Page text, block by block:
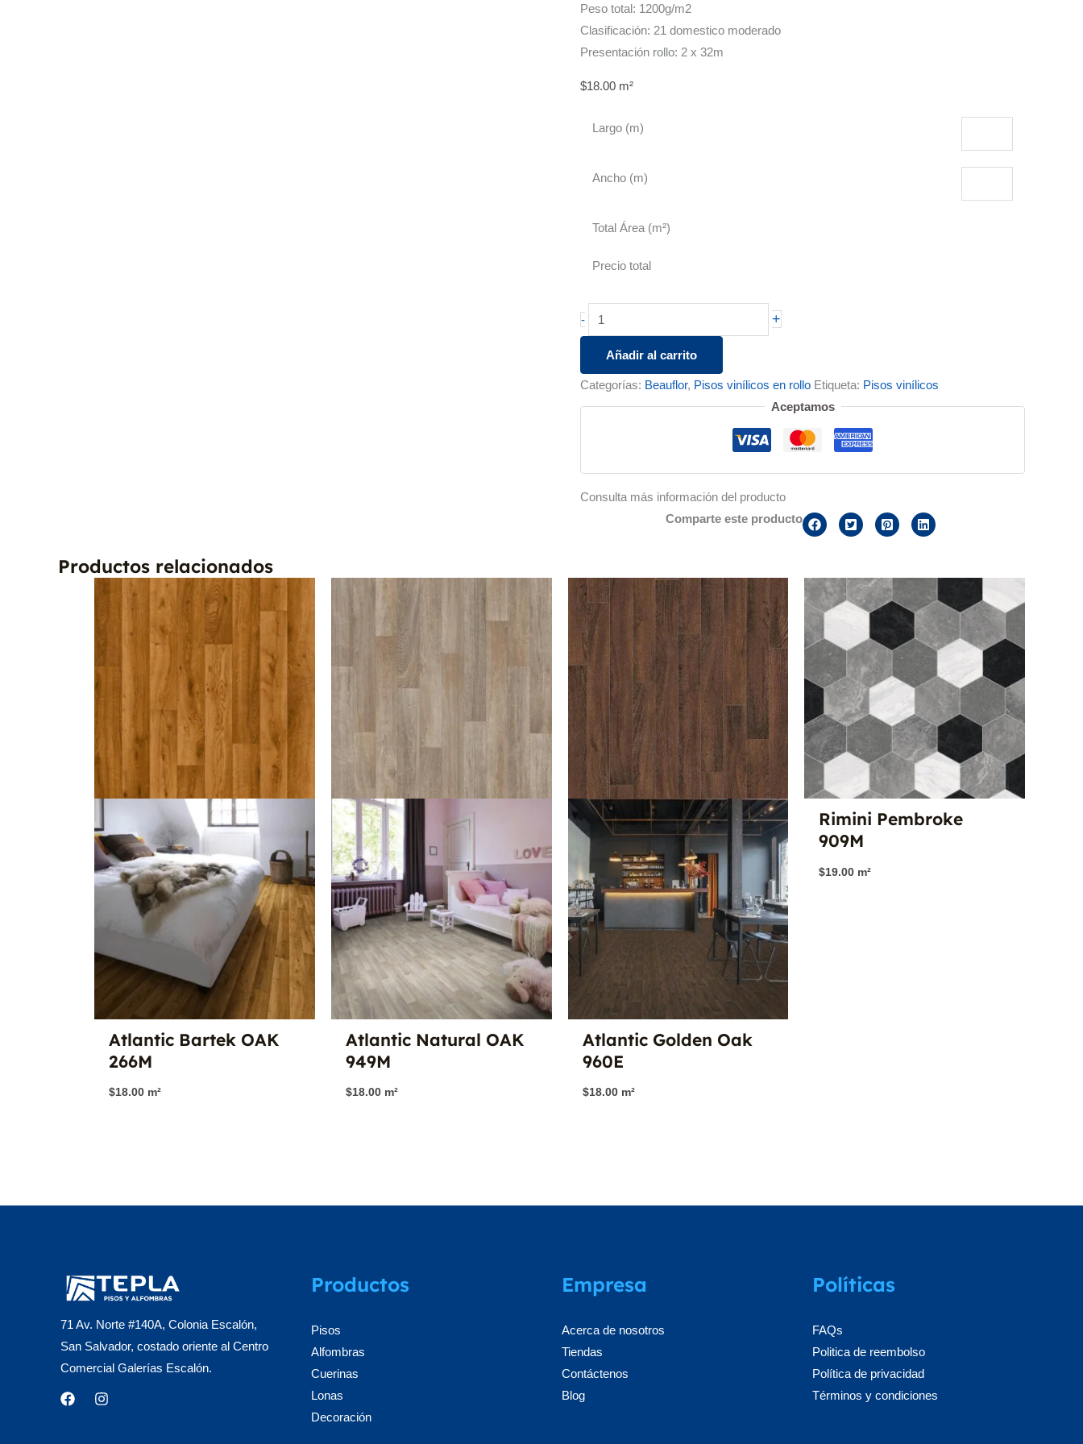
Peso total: 1200g/m2
Clasificación: 21 domestico moderado
Presentación rollo: 2 x 32m
$18.00 m²
Largo (m)
Ancho (m)
Total Área (m²)
Precio total
-
Atlantic
Havanna
Oak
991M
+
Añadir al carrito
Categorías: Beauflor, Pisos vinílicos en rollo Etiqueta: Pisos vinílicos
Aceptamos
Consulta más información del producto
Comparte este producto
Productos relacionados
Atlantic Bartek OAK
266M
$18.00 m²
Atlantic Natural OAK
949M
$18.00 m²
Atlantic Golden Oak
960E
$18.00m²
Rimini Pembroke
909M
$19.00 m²
71 Av. Norte #140A, Colonia Escalón,
San Salvador, costado oriente al Centro
Comercial Galerías Escalón.
Productos
Pisos
Alfombras
Cuerinas
Lonas
Decoración
Empresa
Acerca de nosotros
Tiendas
Contáctenos
Blog
Políticas
FAQs
Politica de reembolso
Política de privacidad
Términos y condiciones